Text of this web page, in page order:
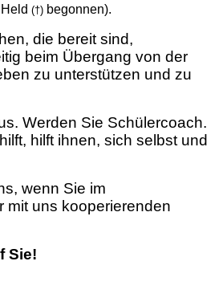
(†) begonnen).
die bereit sind,
beim Übergang von der
zu unterstützen und zu
Werden Sie Schülercoach.
hilft ihnen, sich selbst und
wenn Sie im
mit uns kooperierenden
Sie!